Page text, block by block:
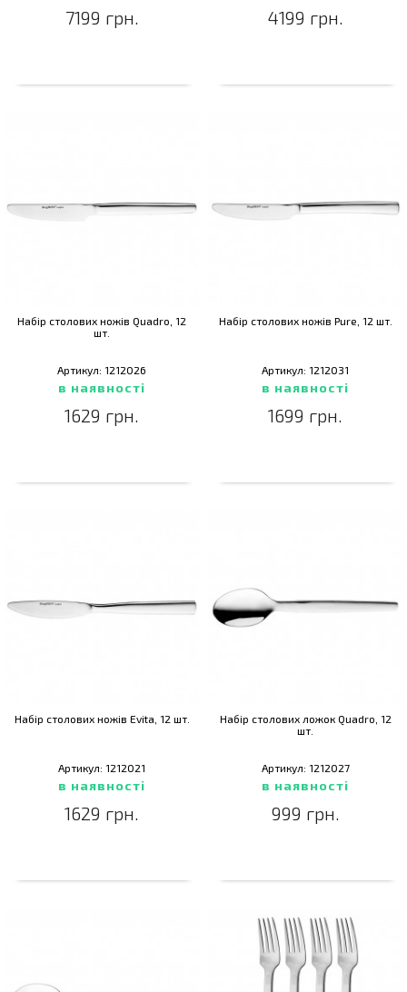
7199 грн. 4199 грн.
Набір столових ножів Quadro, 12
шт.
Артикул: 1212026
в наявності
1629 грн.
Набір столових ножів Pure, 12 шт.
Артикул: 1212031
в наявності
1699 грн.
Набір столових ножів Evita, 12 шт.
Артикул: 1212021
в наявності
1629 грн.
Набір столових ложок Quadro, 12
шт.
Артикул: 1212027
в наявності
999 грн.